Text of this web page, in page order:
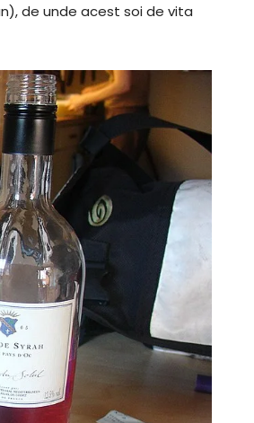
de unde acest soi de vita